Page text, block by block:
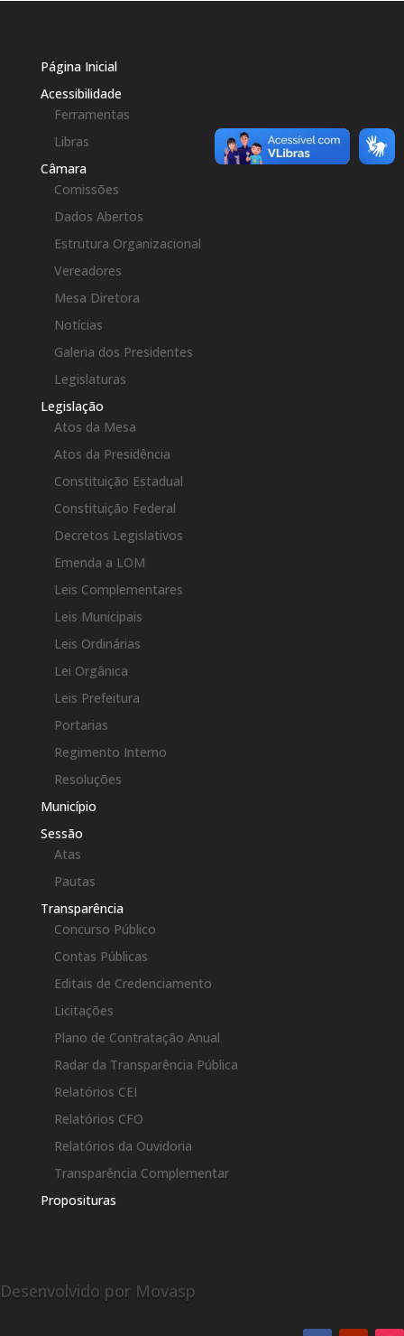
Página Inicial
Acessibilidade
Ferramentas
Libras
Câmara
Comissões
Dados Abertos
Estrutura Organizacional
Vereadores
Mesa Diretora
Notícias
Galeria dos Presidentes
Legislaturas
Legislação
Atos da Mesa
Atos da Presidência
Constituição Estadual
Constituição Federal
Decretos Legislativos
Emenda a LOM
Leis Complementares
Leis Municipais
Leis Ordinárias
Lei Orgânica
Leis Prefeitura
Portarias
Regimento Interno
Resoluções
Município
Sessão
Atas
Pautas
Transparência
Concurso Público
Contas Públicas
Editais de Credenciamento
Licitações
Plano de Contratação Anual
Radar da Transparência Pública
Relatórios CEI
Relatórios CFO
Relatórios da Ouvidoria
Transparência Complementar
Proposituras
Desenvolvido por Movasp